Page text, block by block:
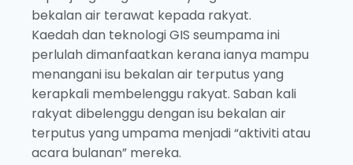
bekalan air terawat kepada rakyat.
Kaedah dan teknologi GIS seumpama ini
perlulah dimanfaatkan kerana ianya mampu
menangani isu bekalan air terputus yang
kerapkali membelenggu rakyat. Saban kali
rakyat dibelenggu dengan isu bekalan air
terputus yang umpama menjadi “aktiviti atau
acara bulanan” mereka.